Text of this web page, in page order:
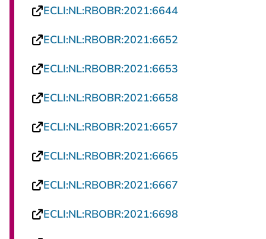
ECLI:NL:RBOBR:2021:6644- U verlaat
ECLI:NL:RBOBR:2021:6652
ECLI:NL:RBOBR:2021:6653
ECLI:NL:RBOBR:2021:6658
ECLI:NL:RBOBR:2021:6657
ECLI:NL:RBOBR:2021:6665
ECLI:NL:RBOBR:2021:6667
ECLI:NL:RBOBR:2021:6698